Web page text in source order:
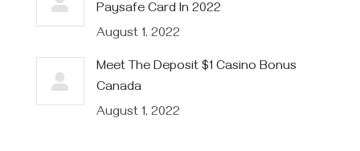
Paysafe Card In 2022
August 1, 2022
Meet The Deposit $1 Casino Bonus
Canada
August 1, 2022